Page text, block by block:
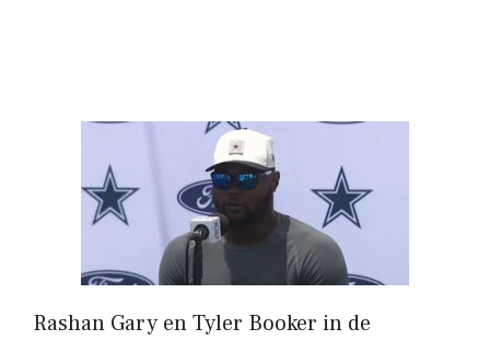
Rashan Gary en Tyler Booker in de